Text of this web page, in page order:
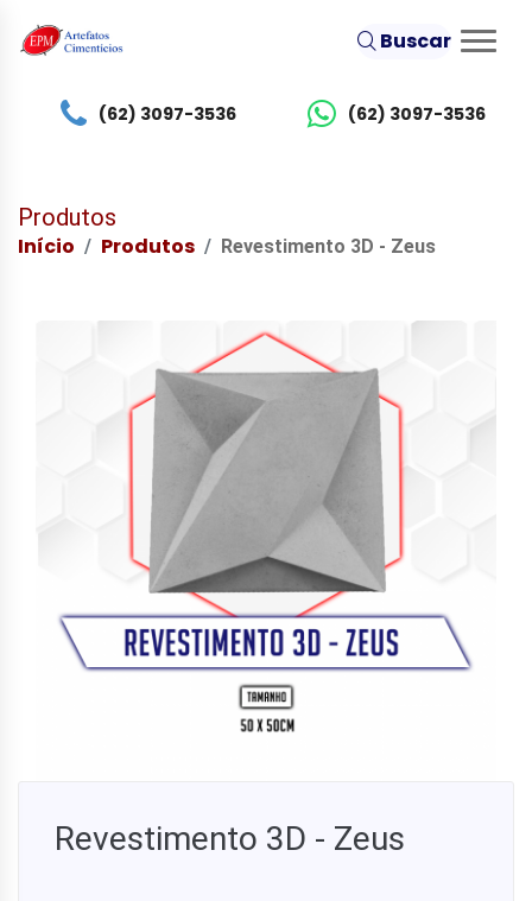
Buscar
(62) 3097-3536 (62) 3097-3536
Produtos
Início Produtos Revestimento 3D - Zeus
Revestimento 3D - Zeus